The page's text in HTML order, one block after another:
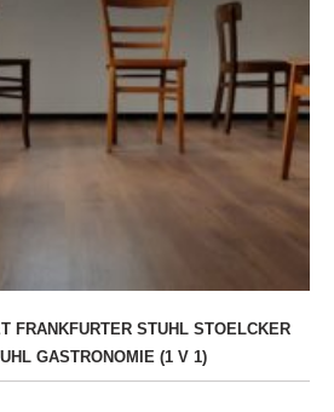
FRANKFURTER STUHL STOELCKER
GASTRONOMIE (1 V 1)